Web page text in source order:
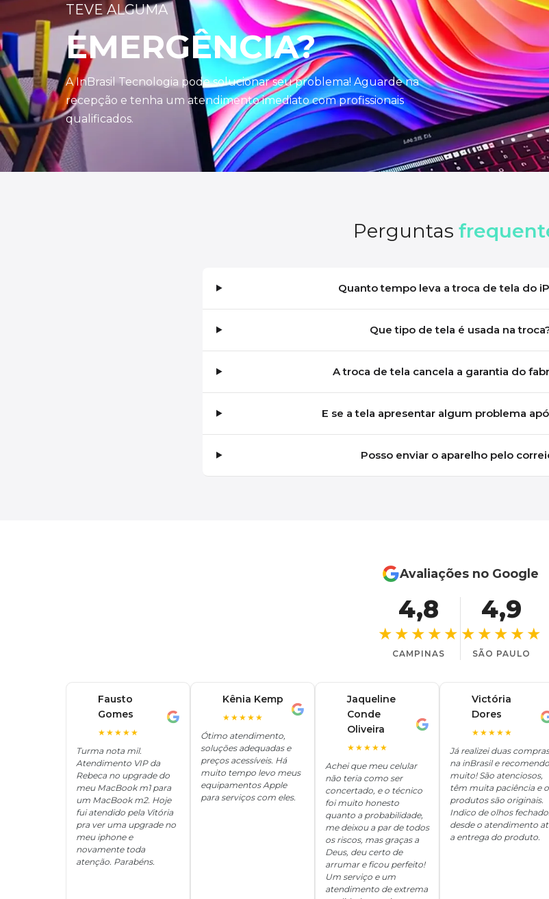
TEVE ALGUMA
EMERGÊNCIA?
A InBrasil Tecnologia pode solucionar seu problema! Aguarde na
recepção e tenha um atendimento imediato com profissionais
qualificados.
Perguntas
Quanto tempo leva a troca de tela do
Que tipo de tela é usada na
A troca de tela cancela a garantia do
E se a tela apresentar algum problema
Posso enviar o aparelho pelo
Avaliações no Google
4,8
★★★★★
CAMPINAS
4,9
★★★★★
SÃO PAULO
Fausto
Gomes
★★★★★
Turma nota mil.
Atendimento VIP da
Rebeca no upgrade do
meu MacBook m1 para
um MacBook m2. Hoje
fui atendido pela Vitória
pra ver uma upgrade no
meu iphone e
novamente toda
atenção. Parabéns.
Kênia Kemp
★★★★★
Ótimo atendimento,
soluções adequadas e
preços acessíveis. Há
muito tempo levo meus
equipamentos Apple
para serviços com eles.
Jaqueline
Conde
Oliveira
★★★★★
Achei que meu celular
não teria como ser
concertado, e o técnico
foi muito honesto
quanto a probabilidade,
me deixou a par de todos
os riscos, mas graças a
Deus, deu certo de
arrumar e ficou perfeito!
Um serviço e um
atendimento de extrema
Victória
Dores
★★★★★
Já realizei duas compras
na inBrasil e recomendo
muito! São atenciosos,
têm muita paciência e
produtos são originais.
Indico de olhos
desde o atendimento
a entrega do produto.